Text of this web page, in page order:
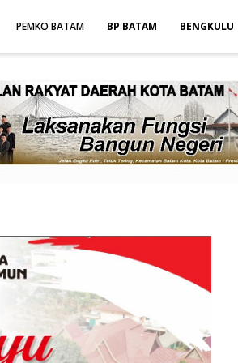
PEMKO BATAM BP BATAM BENGKULU